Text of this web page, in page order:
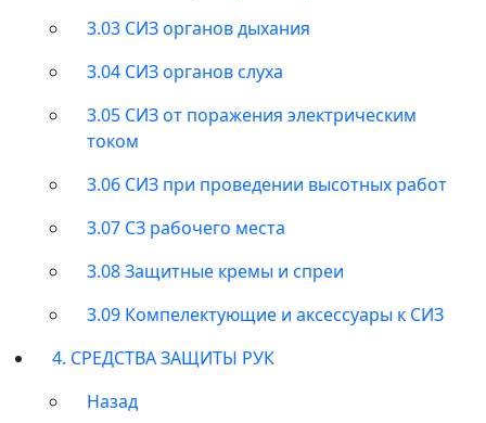
3.03 СИЗ органов дыхания
3.04 СИЗ органов слуха
3.05 СИЗ от поражения электрическим
током
3.06 СИЗ при проведении высотных работ
3.07 СЗ рабочего места
3.08 Защитные кремы и спреи
3.09 Компелектующие и аксессуары к СИЗ
4. СРЕДСТВА ЗАЩИТЫ РУК
Назад